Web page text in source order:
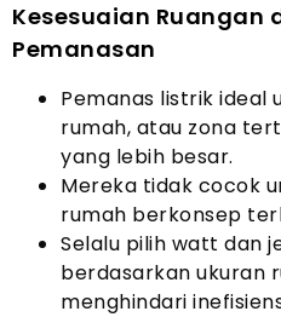
Kesesuaian Ruangan
Pemanasan
Pemanas listrik ideal
rumah, atau zona
yang lebih besar.
Mereka tidak cocok
rumah berkonsep
Selalu pilih watt dan
berdasarkan ukuran
menghindari